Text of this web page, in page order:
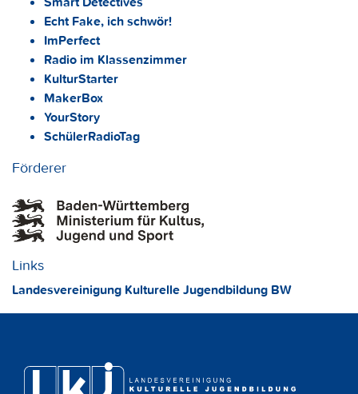
Echt Fake, ich schwör!
ImPerfect
Radio im Klassenzimmer
KulturStarter
MakerBox
YourStory
SchülerRadioTag
Förderer
Links
Landesvereinigung Kulturelle Jugendbildung BW